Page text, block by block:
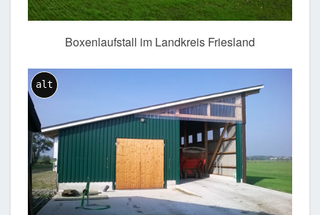
Boxenlaufstall im Landkreis Friesland
alt